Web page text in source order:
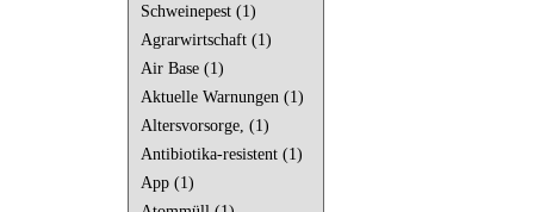
Schweinepest (1)
Agrarwirtschaft (1)
Air Base (1)
Aktuelle Warnungen (1)
Altersvorsorge, (1)
Antibiotika-resistent (1)
App (1)